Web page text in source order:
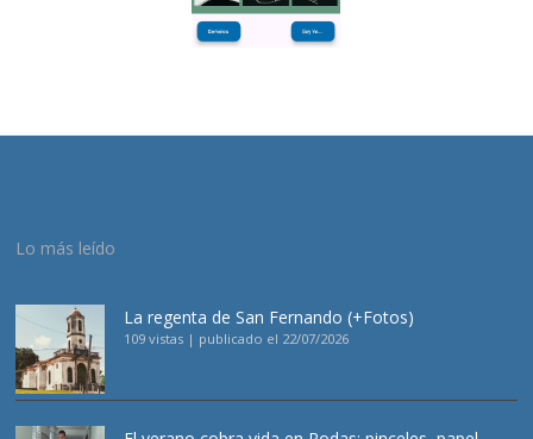
Lo más leído
La regenta de San Fernando (+Fotos)
109 vistas | publicado el 22/07/2026